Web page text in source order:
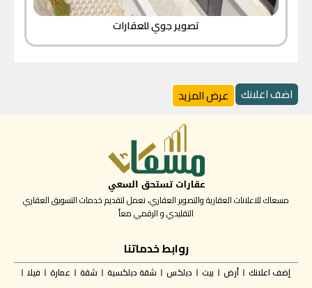
تصوير جوي للعقارات
اضف اعلانك عرض المزيد
مسعاك للاعلانات العقارية والتصوير العقاري، نعمل لتقديم خدمات التسويق العقاري
التقليدي و الرقمي معاً
روابط خدماتنا
إضف اعلانك أرض بيت دبلكس شقة دبلكسية شقة عمارة
فيلا